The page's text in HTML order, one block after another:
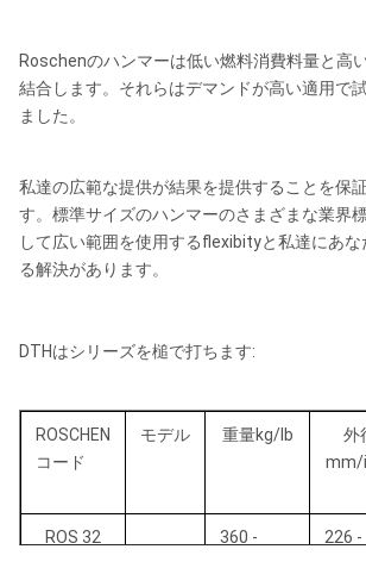
Roschenのハンマーは低い燃料消費料量と高
結合します。それらはデマンドが高い適用で
ました。
私達の広範な提供が結果を提供することを保
す。標準サイズのハンマーのさまざまな業界
して広い範囲を使用するflexibityと私達にあ
る解決があります。
DTHはシリーズを槌で打ちます:
ROSCHEN
コード
モデル 重量kg/lb
外
mm/
ROS 32
360 -
226 -